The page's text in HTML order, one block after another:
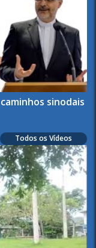
sinodais
Todos os Vídeos